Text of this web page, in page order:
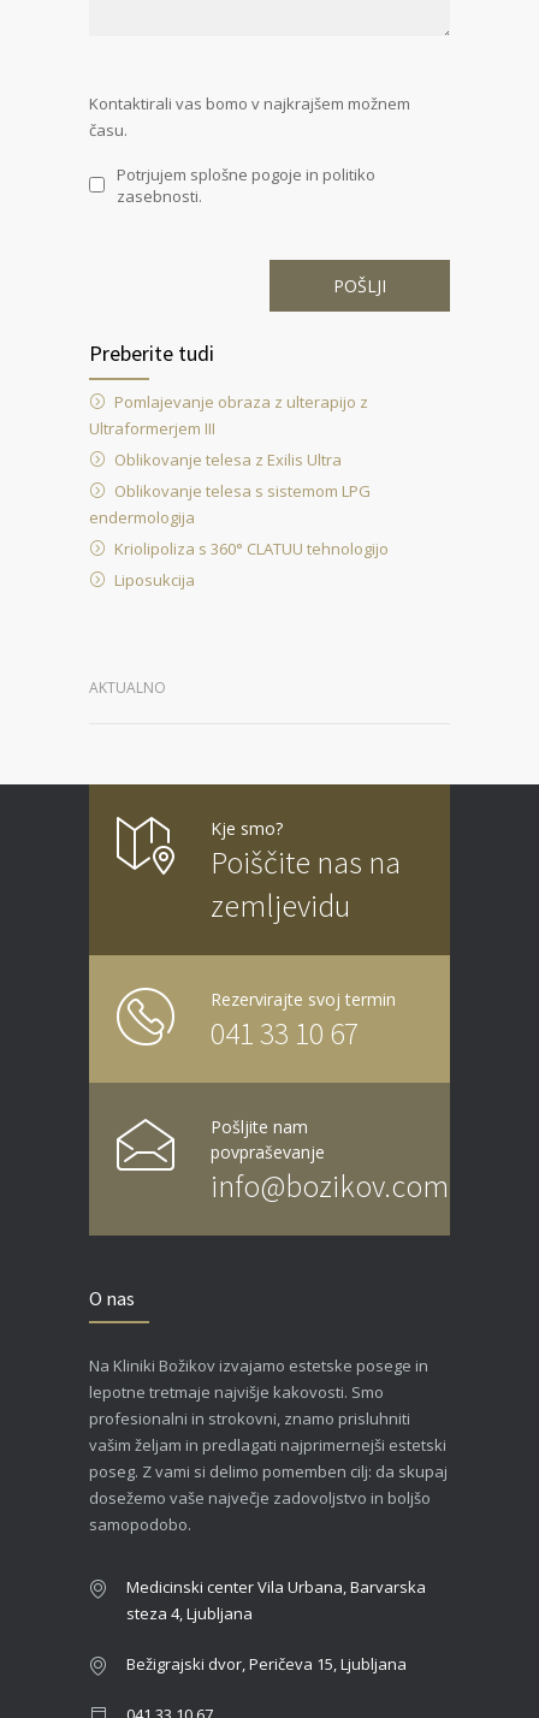
Kontaktirali vas bomo v najkrajšem možnem
času.
Potrjujem splošne pogoje in politiko
zasebnosti.
Preberite tudi
Pomlajevanje obraza z ulterapijo z
Ultraformerjem III
Oblikovanje telesa z Exilis Ultra
Oblikovanje telesa s sistemom LPG
endermologija
Kriolipoliza s 360° CLATUU tehnologijo
Liposukcija
AKTUALNO
Kje smo?
Poiščite nas na
zemljevidu
Rezervirajte svoj termin
041 33 10 67
Pošljite nam
povpraševanje
info@bozikov.com
O nas
Na Kliniki Božikov izvajamo estetske posege in
lepotne tretmaje najvišje kakovosti. Smo
profesionalni in strokovni, znamo prisluhniti
vašim željam in predlagati najprimernejši estetski
poseg. Z vami si delimo pomemben cilj: da skupaj
dosežemo vaše največje zadovoljstvo in boljšo
samopodobo.
Medicinski center Vila Urbana, Barvarska
steza 4, Ljubljana
Bežigrajski dvor, Peričeva 15, Ljubljana
041 33 10 67